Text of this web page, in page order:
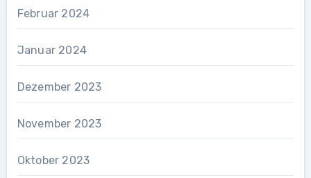
Februar 2024
Januar 2024
Dezember 2023
November 2023
Oktober 2023